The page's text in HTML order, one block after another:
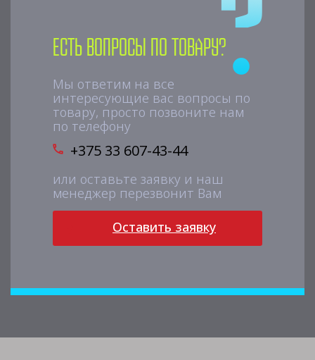
Есть вопросы по товару?
Мы ответим на все
интересующие вас вопросы по
товару, просто позвоните нам
по телефону
+375 33 607-43-44
или оставьте заявку и наш
менеджер перезвонит Вам
Оставить заявку